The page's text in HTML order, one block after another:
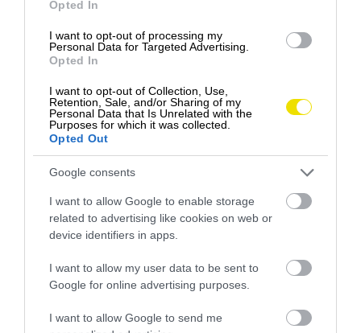
Opted In
I want to opt-out of processing my
Personal Data for Targeted Advertising.
Opted In
I want to opt-out of Collection, Use,
Retention, Sale, and/or Sharing of my
Personal Data that Is Unrelated with the
Purposes for which it was collected.
Opted Out
Google consents
I want to allow Google to enable storage
related to advertising like cookies on web or
device identifiers in apps.
I want to allow my user data to be sent to
Google for online advertising purposes.
I want to allow Google to send me
VÝLET ZA MESTO
Pozrite si tento príspevok na Instagrame